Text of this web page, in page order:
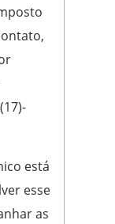
está
esse
as